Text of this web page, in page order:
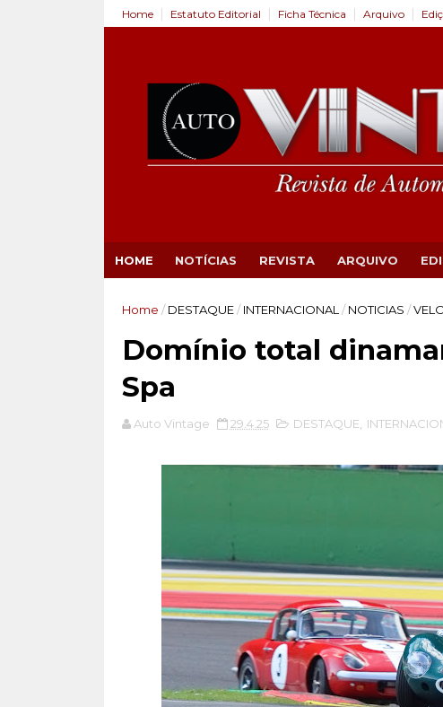
Home Estatuto Editorial Ficha Técnica Arquivo
HOME NOTÍCIAS REVISTA ARQUIVO
Home / DESTAQUE / INTERNACIONAL / NOTICIAS /
Domínio total
Spa
Auto Vintage 29.4.25 DESTAQUE